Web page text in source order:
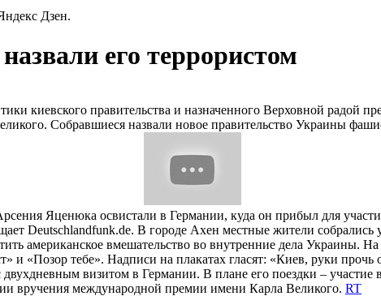
Дзен.
его террористом
киевского правительства и назначенного Верховной
Собравшиеся назвали новое правительство Украины
Яценюка освистали в Германии, куда он прибыл для
Deutschlandfunk.de. В городе Ахен местные жители
американское вмешательство во внутренние дела Украины.
«Позор тебе». Надписи на плакатах гласят: «Киев, руки
визитом в Германии. В плане его поездки – участие
вручения международной премии имени Карла Великого. RT